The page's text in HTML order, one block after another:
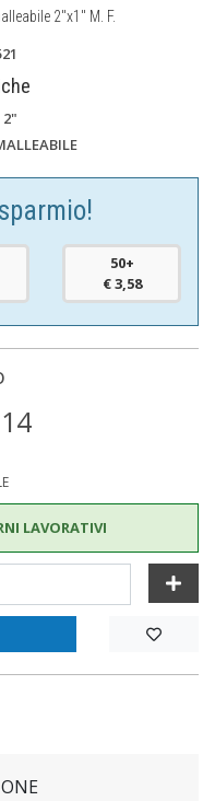
2"x1" M. F.
2"
50+
€ 3,58
14
LAVORATIVI